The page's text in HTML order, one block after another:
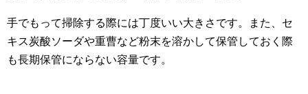
手でもって掃除する際には丁度いい大きさです。また、セ
キス炭酸ソーダや重曹など粉末を溶かして保管しておく際
も長期保管にならない容量です。